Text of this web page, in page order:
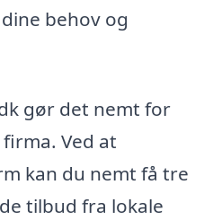
behov og
gør det nemt for
Ved at
kan du nemt få tre
tilbud fra lokale